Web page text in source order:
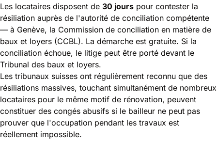
Les locataires disposent de 30 jours pour contester la
résiliation auprès de l'autorité de conciliation compétente
— à Genève, la Commission de conciliation en matière de
baux et loyers (CCBL). La démarche est gratuite. Si la
conciliation échoue, le litige peut être porté devant le
Tribunal des baux et loyers.
Les tribunaux suisses ont régulièrement reconnu que des
résiliations massives, touchant simultanément de nombreux
locataires pour le même motif de rénovation, peuvent
constituer des congés abusifs si le bailleur ne peut pas
prouver que l'occupation pendant les travaux est
réellement impossible.